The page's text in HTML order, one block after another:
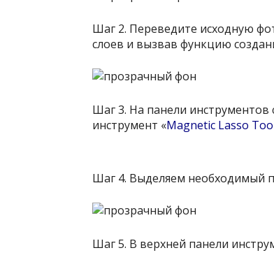
Шаг 2. Переведите исходную
слоев и вызвав функцию
Шаг 3. На панели
инструмент «Magnetic Lasso
Шаг 4. Выделяем необходимый
Шаг 5. В верхней панели